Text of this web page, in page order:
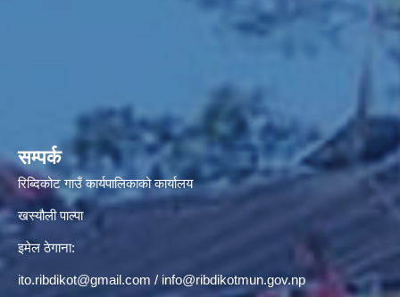
सम्पर्क
रिब्दिकोट गाउँ कार्यपालिकाको कार्यालय
खस्यौली पाल्पा
इमेल ठेगाना:
ito.ribdikot@gmail.com / info@ribdikotmun.gov.np